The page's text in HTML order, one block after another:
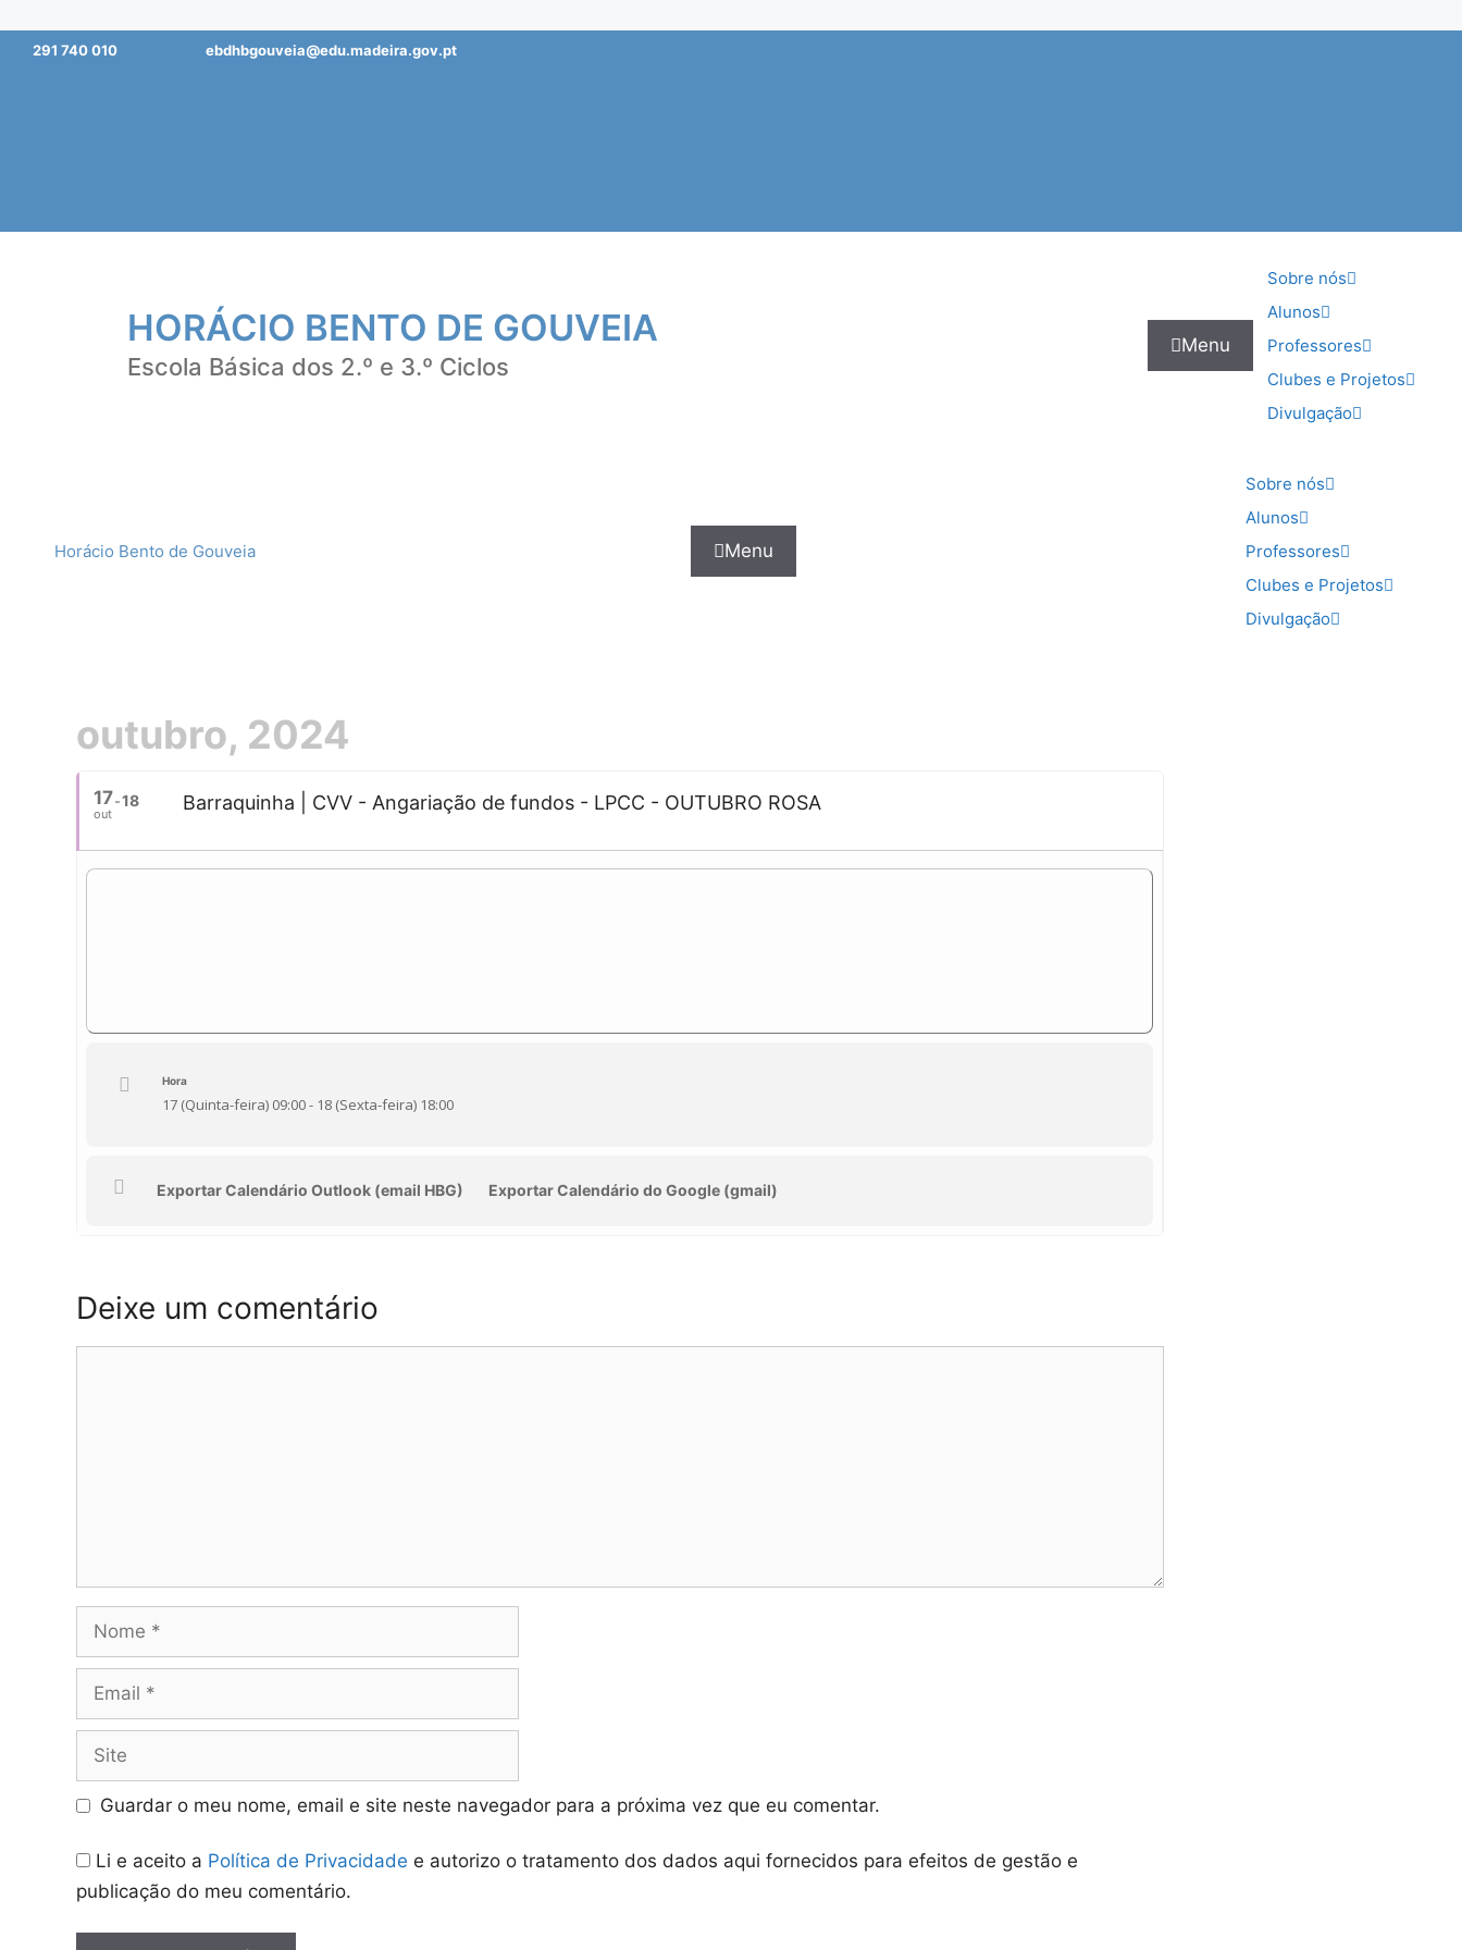
Saltar291 740 010 ebdhbgouveia@edu.madeira.gov.pt
HORÁCIO BENTO DE GOUVEIA
Escola Básica dos 2.º e 3.º Ciclos
Menu
Sobre nós
Alunos
Professores
Clubes e Projetos
Divulgação
Horácio Bento de Gouveia Menu
Sobre nós
Alunos
Professores
Clubes e Projetos
Divulgação
outubro, 2024
17
out
18 Barraquinha | CVV - Angariação de fundos - LPCC - OUTUBRO ROSA
Hora
17 (Quinta-feira) 09:00 - 18 (Sexta-feira) 18:00
Exportar Calendário Outlook (email HBG) Exportar Calendário do Google (gmail)
Deixe um comentário
Nome
Email
Site
Guardar o meu nome, email e site neste navegador para a próxima vez que eu comentar.
Li e aceito a Política de Privacidade e autorizo o tratamento dos dados aqui fornecidos para efeitos de gestão e
publicação do meu comentário.